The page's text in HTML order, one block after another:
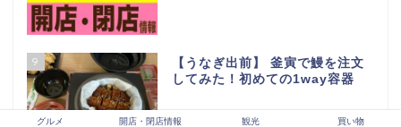
6
LALAガーデンつくば閉店セール
行ってきた…
グルメ 開店・閉店情報 観光 買い物